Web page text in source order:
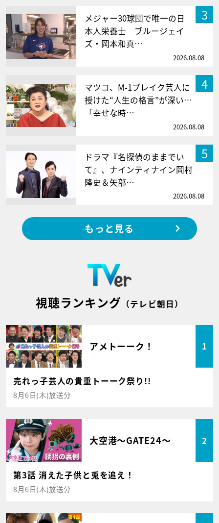
3
メジャー30球団で唯一の日
本人栄養士 ブルージェイ
ズ・岡本和真…
2026.08.08
4
マツコ、M-1ブレイク芸人に
授けた“人生の格言”が深い…
「幸せな時…
2026.08.08
5
ドラマ『名探偵のままでい
て』、ナインティナイン岡村
隆史＆矢部…
2026.08.08
もっと見る
視聴ランキング （テレビ朝日）
アメトーーク！ 1
売れっ子芸人の貴重トーーク祭り!!
8月6日(木)放送分
大空港～GATE24～ 2
第3話 消えた子供と兎を追え！
8月6日(木)放送分